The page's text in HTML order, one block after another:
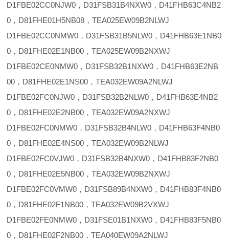
D1FBE02CC0NJW0，D31FSB31B4NXW0，D41FHB63C4NB2
0，D81FHE01H5NB08，TEA025EW09B2NLWJ
D1FBE02CC0NMW0，D31FSB31B5NLW0，D41FHB63E1NB0
0，D81FHE02E1NB00，TEA025EW09B2NXWJ
D1FBE02CE0NMW0，D31FSB32B1NXW0，D41FHB63E2NB
00，D81FHE02E1NS00，TEA032EW09A2NLWJ
D1FBE02FC0NJW0，D31FSB32B2NLW0，D41FHB63E4NB2
0，D81FHE02E2NB00，TEA032EW09A2NXWJ
D1FBE02FC0NMW0，D31FSB32B4NLW0，D41FHB63F4NB0
0，D81FHE02E4NS00，TEA032EW09B2NLWJ
D1FBE02FC0VJW0，D31FSB32B4NXW0，D41FHB83F2NB0
0，D81FHE02E5NB00，TEA032EW09B2NXWJ
D1FBE02FC0VMW0，D31FSB89B4NXW0，D41FHB83F4NB0
0，D81FHE02F1NB00，TEA032EW09B2VXWJ
D1FBE02FE0NMW0，D31FSE01B1NXW0，D41FHB83F5NB0
0，D81FHE02F2NB00，TEA040EW09A2NLWJ